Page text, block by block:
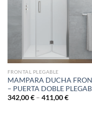
FRONTAL PLEGABLE
MAMPARA DUCHA
– PUERTA DOBLE
342,00€– 411,00€